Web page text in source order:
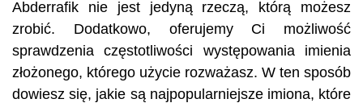
Abderrafik nie jest jedyną rzeczą, którą możesz
zrobić. Dodatkowo, oferujemy Ci możliwość
sprawdzenia częstotliwości występowania imienia
złożonego, którego użycie rozważasz. W ten sposób
dowiesz się, jakie są najpopularniejsze imiona, które